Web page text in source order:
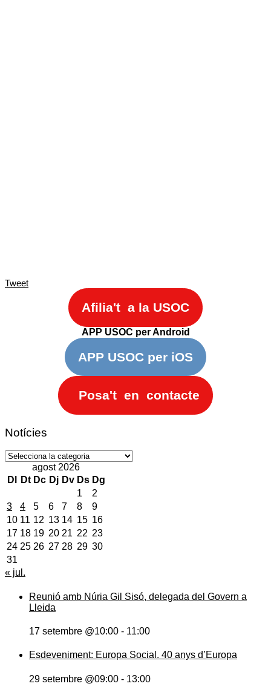
Tweet
Afilia't a la USOC
APP USOC per Android
APP USOC per iOS
Posa't en contacte
Notícies
Notícies
agost 2026
Dl
Dt Dc Dj Dv Ds Dg
1
2
3
4 5 6 7 8
9
10 11 12 13 14 15 16
17 18 19 20 21 22 23
24 25 26 27 28 29 30
31
« jul.
Reunió amb Núria Gil Sisó, delegada del Govern a
Lleida
17 setembre @10:00 - 11:00
Esdeveniment: Europa Social. 40 anys d’Europa
29 setembre @09:00 - 13:00